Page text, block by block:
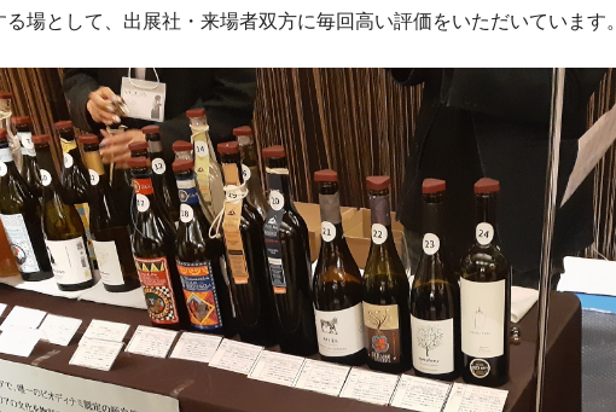
場として、出展社・来場者双方に毎回高い評価をいただいています。